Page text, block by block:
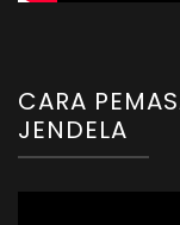
CARA
JENDELA